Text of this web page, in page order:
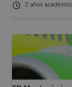
2 años